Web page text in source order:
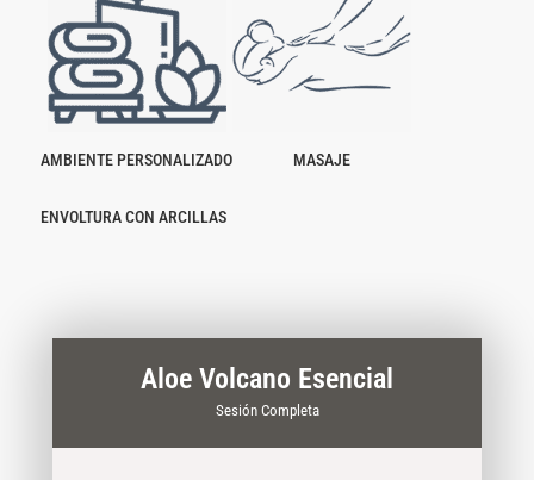
AMBIENTE PERSONALIZADO MASAJE
ENVOLTURA CON ARCILLAS
Aloe Volcano Esencial
Sesión Completa